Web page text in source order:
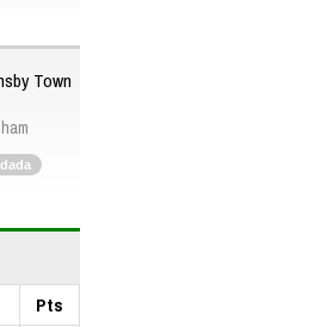
Town
Pts